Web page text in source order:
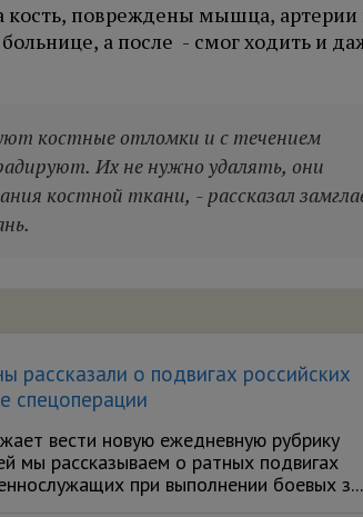
кость, повреждены мышца, артерии
а после - смог ходить и
костные отломки и с течением
Их не нужно удалять, они
костной ткани, - рассказал
рассказали о подвигах российских
спецоперации
вести новую ежедневную рубрику
мы рассказываем о ратных подвигах
при выполнении боевых з...